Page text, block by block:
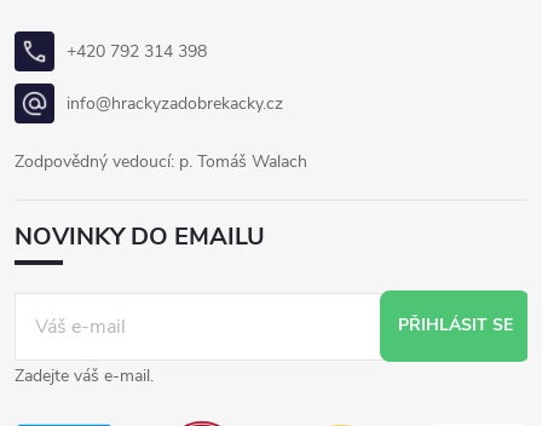
+420 792 314 398
info@hrackyzadobrekacky.cz
Zodpovědný vedoucí: p. Tomáš Walach
NOVINKY DO EMAILU
PŘIHLÁSIT SE
Zadejte váš e-mail.